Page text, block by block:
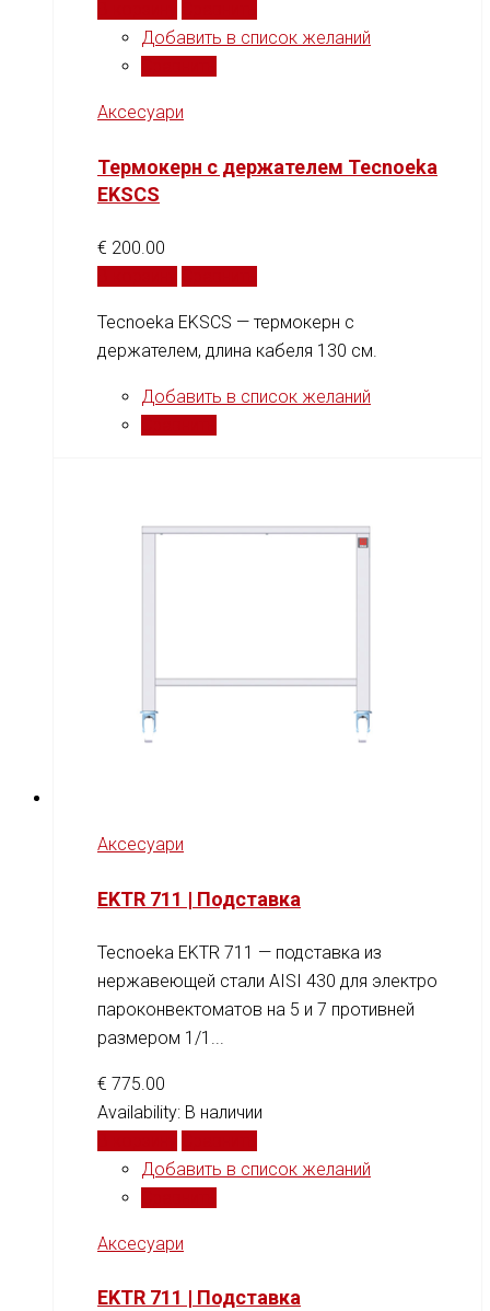
Добавить в список желаний
Аксесуари
Термокерн с держателем Tecnoeka
EKSCS
€ 200.00
Tecnoeka EKSCS — термокерн с
держателем, длина кабеля 130 см.
Добавить в список желаний
Аксесуари
EKTR 711 | Подставка
Tecnoeka EKTR 711 — подставка из
нержавеющей стали AISI 430 для электро
пароконвектоматов на 5 и 7 противней
размером 1/1...
€ 775.00
Availability: В наличии
Добавить в список желаний
Аксесуари
EKTR 711 | Подставка